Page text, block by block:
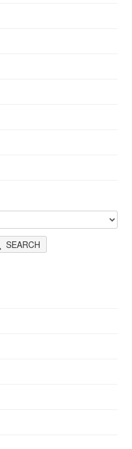
SEARCH